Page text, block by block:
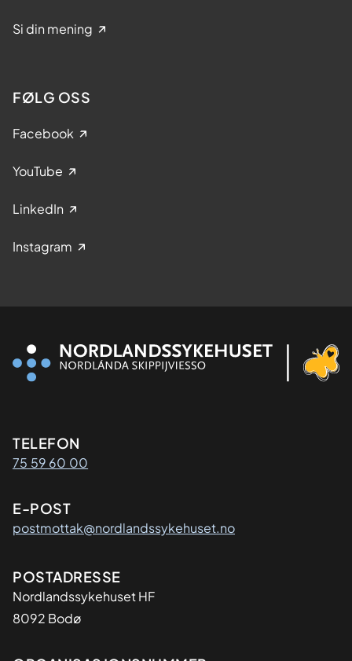
Si din mening
FØLG OSS
Facebook
YouTube
LinkedIn
Instagram
Kontaktinformasjon
TELEFON
75 59 60 00
E-POST
postmottak@nordlandssykehuset.no
Adresse
POSTADRESSE
Nordlandssykehuset HF
8092 Bodø